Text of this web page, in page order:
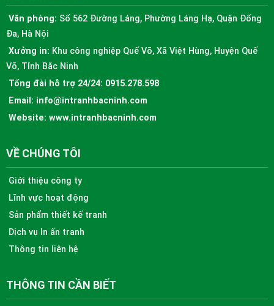
Văn phòng: Số 562 Đường Láng, Phường Láng Hạ, Quận Đống
Đa, Hà Nội
Xưởng in: Khu công nghiệp Quế Võ, Xã Việt Hùng, Huyện Quế
Võ, Tỉnh Bắc Ninh
Tổng đài hỗ trợ 24/24: 0915.278.598
Email: info@intranhbacninh.com
Website: www.intranhbacninh.com
VỀ CHÚNG TÔI
Giới thiệu công ty
Lĩnh vực hoạt động
Sản phẩm thiết kế tranh
Dịch vụ In ấn tranh
Thông tin liên hệ
THÔNG TIN CẦN BIẾT